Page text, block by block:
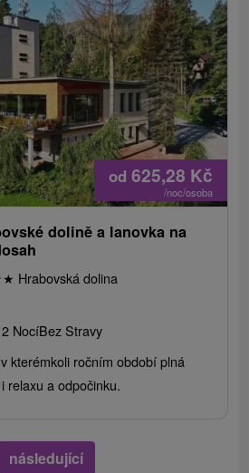
od 625,28 Kč
/noc/osoba
dolině a lanovka na
★ Hrabovská dolina
NocíBez Stravy
kterémkoli ročním období plná
relaxu a odpočinku.
následující